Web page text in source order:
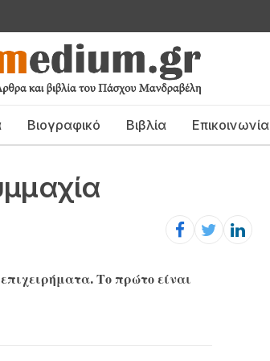
Βιογραφικό Βιβλία Επικοινωνία
Το πρώτο είναι